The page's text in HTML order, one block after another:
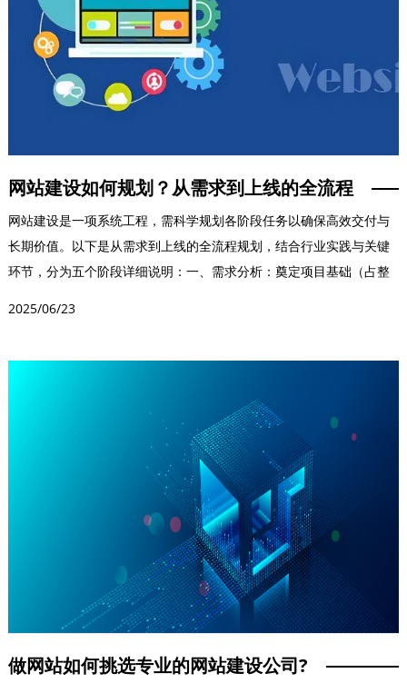
网站建设如何规划？从需求到上线的全流程
网站建设是一项系统工程，需科学规划各阶段任务以确保高效交付与
长期价值。以下是从需求到上线的全流程规划，结合行业实践与关键
环节，分为五个阶段详细说明：一、需求分析：奠定项目基础（占整
2025/06/23
做网站如何挑选专业的网站建设公司?